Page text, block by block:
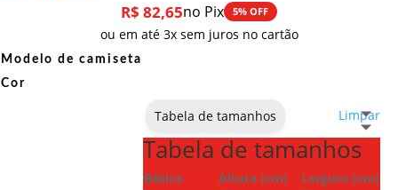
R$ 82,65no Pix 5% OFF
ou em até 3x sem juros no cartão
Modelo de camiseta
Cor
Limpar
Tabela de tamanhos
Tabela de tamanhos
Básica Altura (cm)
Largura (cm)